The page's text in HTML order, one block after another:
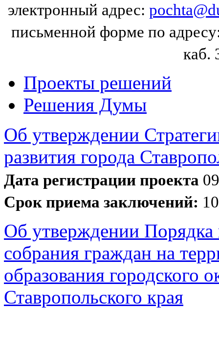
электронный адрес:
письменной форме по
каб.
Проекты решений
Решения Думы
Об утверждении
развития города
Дата регистрации проекта
Срок приема заключений:
Об утверждении Порядка
собрания граждан на
образования городского
Ставропольского края